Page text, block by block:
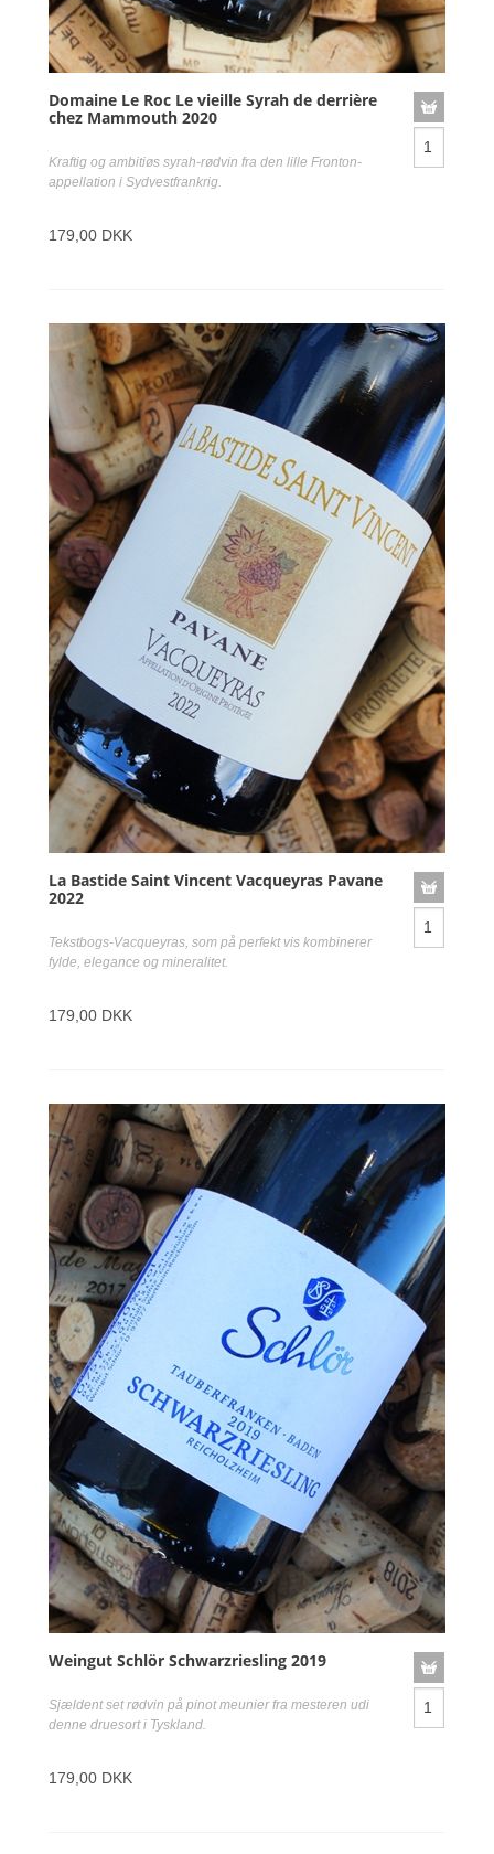
Domaine Le Roc Le vieille Syrah de derrière
chez Mammouth 2020
Kraftig og ambitiøs syrah-rødvin fra den lille Fronton-
appellation i Sydvestfrankrig.
179,00 DKK
La Bastide Saint Vincent Vacqueyras Pavane
2022
Tekstbogs-Vacqueyras, som på perfekt vis kombinerer
fylde, elegance og mineralitet.
179,00 DKK
Weingut Schlör Schwarzriesling 2019
Sjældent set rødvin på pinot meunier fra mesteren udi
denne druesort i Tyskland.
179,00 DKK